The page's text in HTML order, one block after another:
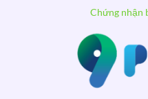
Chứng nhận